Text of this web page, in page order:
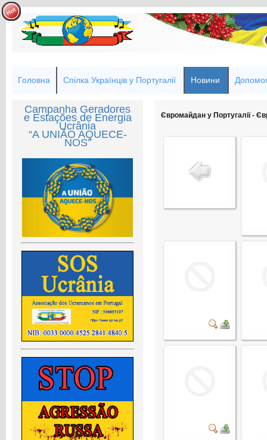
Головна Спілка Українців у Португалії Новини
Campanha Geradores
e Estações de Energia
Ucrânia
“A UNIÃO AQUECE-
NOS”
Євромайдан у Португалії -